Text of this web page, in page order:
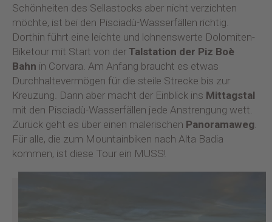
Schönheiten des Sellastocks aber nicht verzichten
möchte, ist bei den Pisciadù-Wasserfällen richtig.
Dorthin führt eine leichte und lohnenswerte Dolomiten-
Biketour mit Start von der Talstation der Piz Boè
Bahn in Corvara. Am Anfang braucht es etwas
Durchhaltevermögen für die steile Strecke bis zur
Kreuzung. Dann aber macht der Einblick ins Mittagstal
mit den Pisciadù-Wasserfällen jede Anstrengung wett.
Zurück geht es über einen malerischen Panoramaweg
Für alle, die zum Mountainbiken nach Alta Badia
kommen, ist diese Tour ein MUSS!